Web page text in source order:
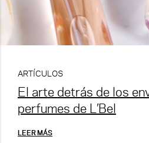
ARTÍCULOS
El arte detrás de los
perfumes de L’Bel
LEER MÁS